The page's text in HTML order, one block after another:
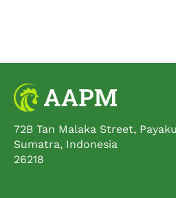
72B Tan Malaka Street,
Sumatra, Indonesia
26218